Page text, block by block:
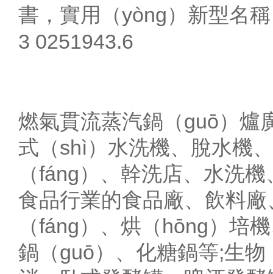
書，實用（yòng）新型名
3 0251943.6
燃氣貫流蒸汽鍋（guō）爐
式（shì）水洗機、脫水機
（fáng）、幹洗店、水洗
食品行業的食品廠、飲料
（fáng）、烘（hōng）培
鍋（guō）、化糖鍋等;生